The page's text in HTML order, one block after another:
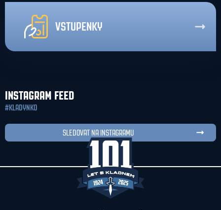
VSTUPENKY
INSTAGRAM FEED
#KLADYNKO
SLEDOVAT NA INSTAGRAMU